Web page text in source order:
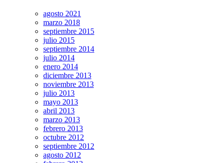
agosto 2021
marzo 2018
septiembre 2015
julio 2015
septiembre 2014
julio 2014
enero 2014
diciembre 2013
noviembre 2013
julio 2013
mayo 2013
abril 2013
marzo 2013
febrero 2013
octubre 2012
septiembre 2012
agosto 2012